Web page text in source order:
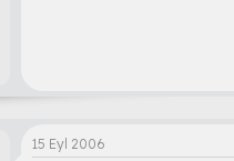
15 Eyl 2006